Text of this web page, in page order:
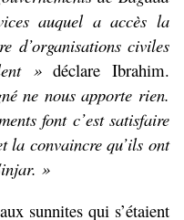
auquel a accès la
d’organisations civiles
»déclare Ibrahim.
ne nous apporte rien.
font c’est satisfaire
la convaincre qu’ils ont
»
sunnites qui s’étaient